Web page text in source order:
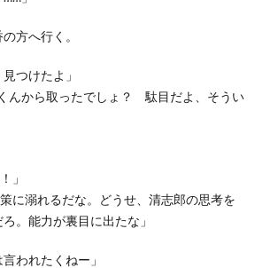
方へ行く。
つけたよ」
んから取ったでしょ？ 駄目だよ、そうい
」
に溺れるだな。どうせ、清志郎の思考を
。能力が裏目に出たな」
われたくねー」